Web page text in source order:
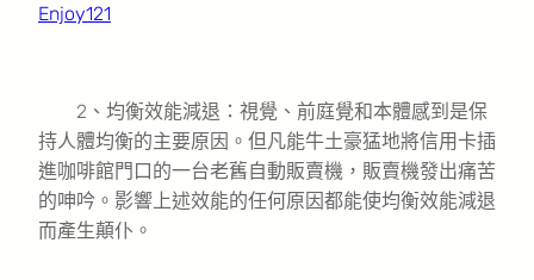
Enjoy121
2、均衡效能減退：視覺、前庭覺和本體感到是保
持人體均衡的主要原因。但凡能牛土豪猛地將信用卡插
進咖啡館門口的一台老舊自動販賣機，販賣機發出痛苦
的呻吟。影響上述效能的任何原因都能使均衡效能減退
而產生顛仆。